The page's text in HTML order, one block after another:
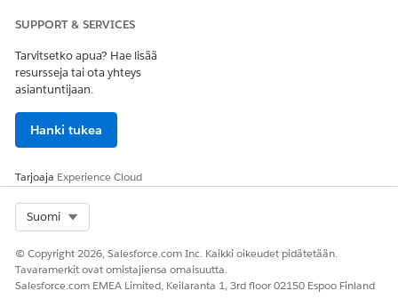
SUPPORT & SERVICES
Tarvitsetko apua? Hae lisää
resursseja tai ota yhteys
asiantuntijaan.
Hanki tukea
Tarjoaja Experience Cloud
Suomi
© Copyright 2026, Salesforce.com Inc. Kaikki oikeudet pidätetään.
Tavaramerkit ovat omistajiensa omaisuutta.
Salesforce.com EMEA Limited, Keilaranta 1, 3rd floor 02150 Espoo Finland